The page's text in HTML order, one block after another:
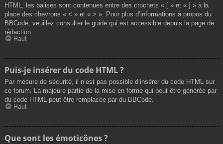
HTML, les balises sont contenues entre des crochets « [ » et « ] » à la
place des chevrons « < » et « > ». Pour plus d’informations à propos du
BBCode, veuillez consulter le guide qui est accessible depuis la page de
rédaction.
Haut
Puis-je insérer du code HTML ?
Par mesure de sécurité, il n’est pas possible d’insérer du code HTML sur
ce forum. La majeure partie de la mise en forme qui peut être générée par
du code HTML peut être remplacée par du BBCode.
Haut
Que sont les émoticônes ?